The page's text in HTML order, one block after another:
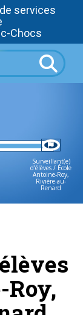
services
Chocs
Surveillant(e)
d’élèves / École
Antoine-Roy,
Rivière-au-
Renard
Roy,